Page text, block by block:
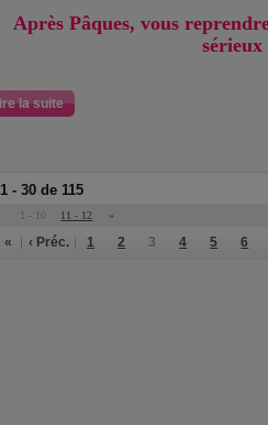
Après Pâques, vous
sérieux
la suite
- 30 de 115
1 - 10 11 - 12 »
« ‹ Préc. 1 2 3 4 5 6